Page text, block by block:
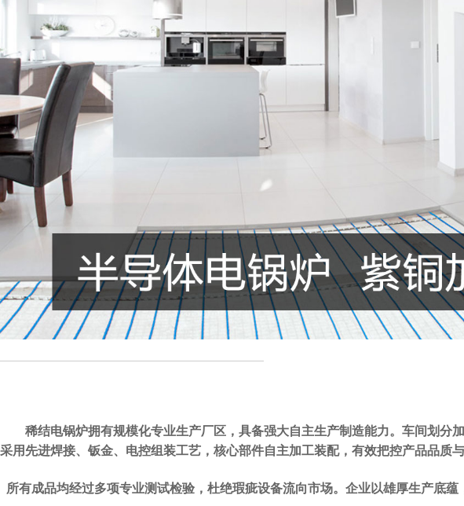
稀结电锅炉拥有规模化专业生产厂区，具备强大自主生产制造能力。车间划分加
采用先进焊接、钣金、电控组装工艺，核心部件自主加工装配，有效把控产品品
所有成品均经过多项专业测试检验，杜绝瑕疵设备流向市场。企业以雄厚生产底